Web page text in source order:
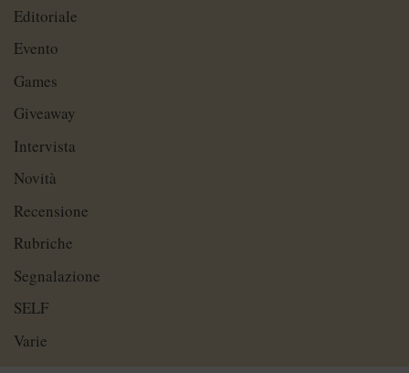
Editoriale
Evento
Games
Giveaway
Intervista
Novità
Recensione
Rubriche
Segnalazione
SELF
Varie